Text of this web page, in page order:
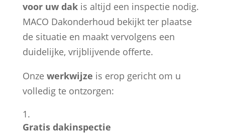
voor uw dakis altijd een inspectie nodig.
MACO Dakonderhoud bekijkt ter plaatse
de situatie en maakt vervolgens een
duidelijke, vrijblijvende offerte.
Onze werkwijze is erop gericht om u
volledig te ontzorgen:
Gratis dakinspectie